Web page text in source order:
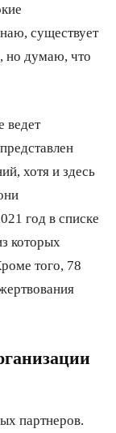
существует
но думаю, что
ведет
хотя и здесь
год в списке
которых
того, 78
партнеров.